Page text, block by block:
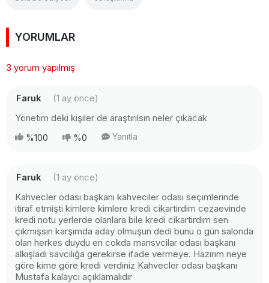
YORUMLAR
3 yorum yapılmış
Faruk
(1 ay önce)
Yönetim deki kişiler de araştırılsın neler çıkacak
%100 %0 Yanıtla
Faruk
(1 ay önce)
Kahvecler odası başkanı kahveciler odası seçimlerinde
itiraf etmişti kimlere kimlere kredi cikartirdim cezaevinde
kredi notu yerlerde olanlara bile kredi cikartirdim sen
çıkmışsın karşımda aday olmuşun dedi bunu o gün salonda
olan herkes duydu en cokda mansvcilar odası başkanı
alkışladı savcılığa gerekirse ifade vermeye. Hazırım neye
göre kime göre kredi verdiniz Kahvecler odası başkanı
Mustafa kalaycı açıklamalıdır